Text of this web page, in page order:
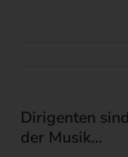
Dirigenten
der Musik…